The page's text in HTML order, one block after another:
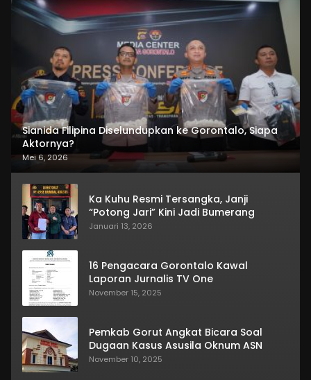
Sianida Filipina Diselundupkan ke Gorontalo, Siapa
Aktornya?
Mei 6, 2026
Ka Kuhu Resmi Tersangka, Janji
“Potong Jari” Kini Jadi Bumerang
Januari 13, 2026
16 Pengacara Gorontalo Kawal
Laporan Jurnalis TV One
November 15, 2025
Pemkab Gorut Angkat Bicara Soal
Dugaan Kasus Asusila Oknum ASN
November 10, 2025